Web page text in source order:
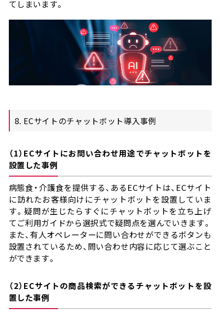
てしまいます。
8. ECサイトのチャットボット導入事例
（1）ECサイトにお問い合わせ用途でチャットボットを
設置した事例
病態食・介護食を提供する、あるECサイトは、ECサイト
に訪れたお客様向けにチャットボットを設置していま
す。疑問が生じたらすぐにチャットボットを立ち上げ
てご利用ガイドから選択式で疑問点を選んでいきます。
また、有人オペレーターに問い合わせができるボタンも
設置されているため、問い合わせ内容に応じて選ぶこと
ができます。
（2）ECサイトの商品検索ができるチャットボットを設
置した事例